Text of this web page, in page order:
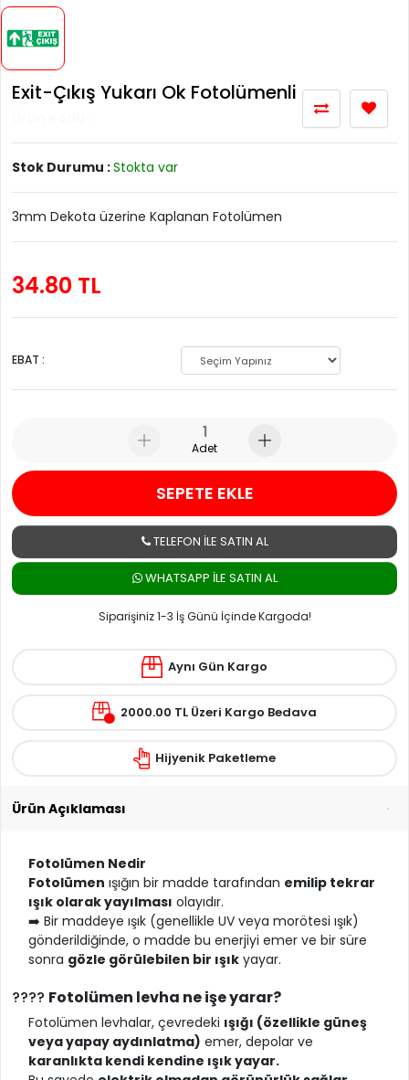
Exit-Çıkış Yukarı Ok Fotolümenli
Stok Durumu :Stokta var
3mm Dekota üzerine Kaplanan Fotolümen
34.80 TL
EBAT :
Adet
SEPETE EKLE
TELEFON İLE SATIN AL
WHATSAPP ILE SATIN AL
Siparişiniz 1-3 İş Günü İçinde Kargoda!
Aynı Gün Kargo
2000.00 TL Üzeri Kargo Bedava
Hijyenik Paketleme
Ürün Açıklaması
Fotolümen Nedir
Fotolümen ışığın bir madde tarafından emilip tekrar
ışık olarak yayılması olayıdır.
➡️ Bir maddeye ışık (genellikle UV veya morötesi ışık)
gönderildiğinde, o madde bu enerjiyi emer ve bir süre
sonra gözle görülebilen bir ışık yayar.
???? Fotolümen levha ne işe yarar?
Fotolümen levhalar, çevredeki ışığı (özellikle güneş
veya yapay aydınlatma) emer, depolar ve
karanlıkta kendi kendine ışık yayar.